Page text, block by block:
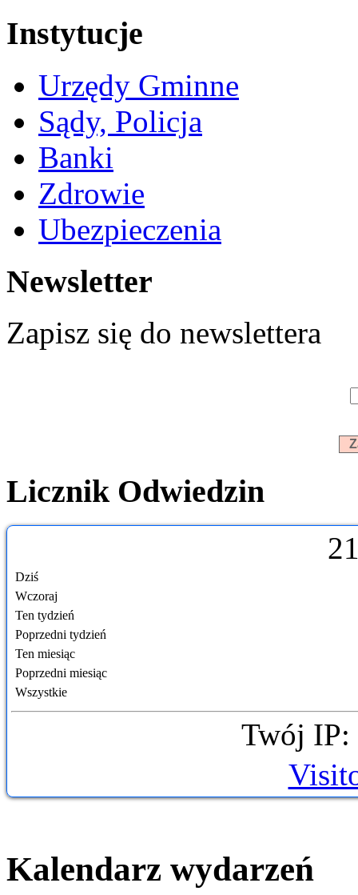
Instytucje
Urzędy Gminne
Sądy, Policja
Banki
Zdrowie
Ubezpieczenia
Newsletter
Zapisz się do newslettera
Licznik Odwiedzin
2
Dziś
Wczoraj
Ten tydzień
Poprzedni tydzień
Ten miesiąc
Poprzedni miesiąc
Wszystkie
Twój IP:
Kalendarz wydarzeń